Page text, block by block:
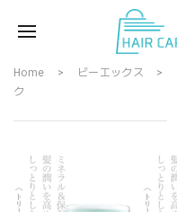
Home ビーエックス
ク